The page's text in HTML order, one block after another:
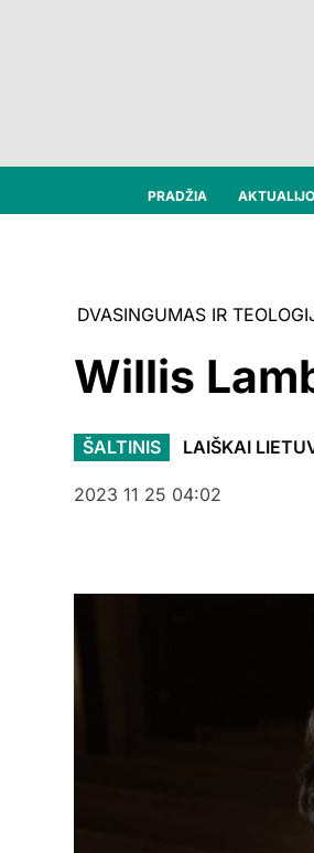
PRADŽIA
DVASINGUMAS IR
Willis
ŠALTINIS LAIŠKAI
2023 11 25 04:02